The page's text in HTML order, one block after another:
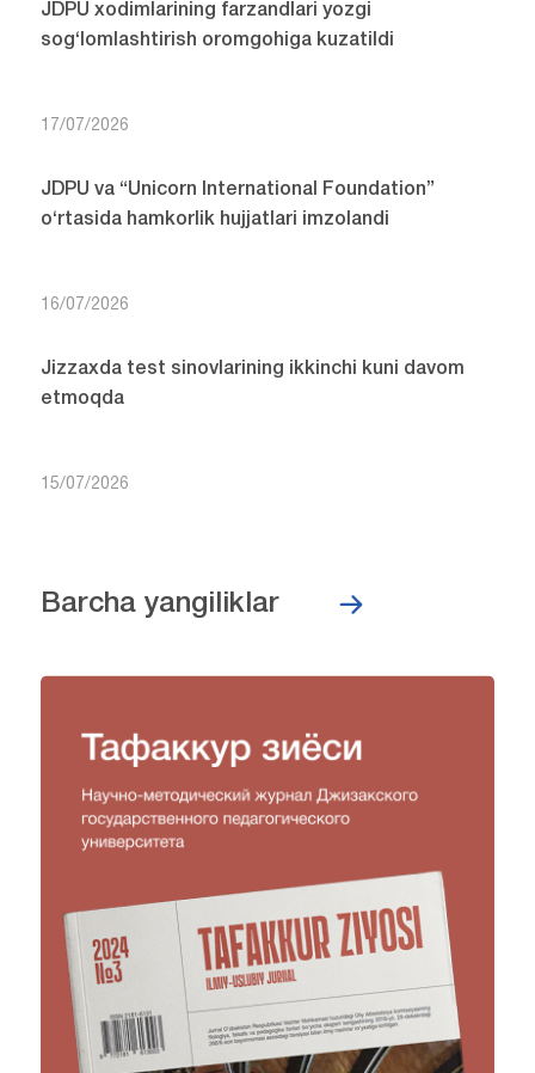
JDPU xodimlarining farzandlari yozgi
sog‘lomlashtirish oromgohiga kuzatildi
17/07/2026
JDPU va “Unicorn International Foundation”
o‘rtasida hamkorlik hujjatlari imzolandi
16/07/2026
Jizzaxda test sinovlarining ikkinchi kuni davom
etmoqda
15/07/2026
Barcha yangiliklar